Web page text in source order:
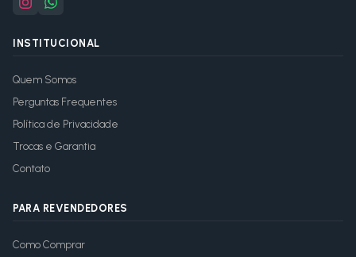
INSTITUCIONAL
Quem Somos
Perguntas Frequentes
Política de Privacidade
Trocas e Garantia
Contato
PARA REVENDEDORES
Como Comprar